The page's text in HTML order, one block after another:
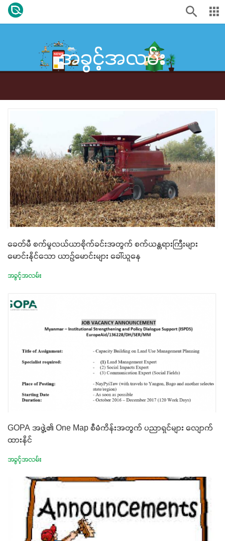
အခွင့်အလမ်း
ခေတ်မီ စက်မှုလယ်ယာစိုက်ခင်းအတွက် စက်ယန္တရားကြီးများ
မောင်းနိုင်သော ယာဉ်မောင်းများ ခေါ်ယူနေ
အခွင့်အလမ်း
GOPA အဖွဲ့၏ One Map စီမံကိန်းအတွက် ပညာရှင်များ လျောက်
ထားနိင်
အခွင့်အလမ်း